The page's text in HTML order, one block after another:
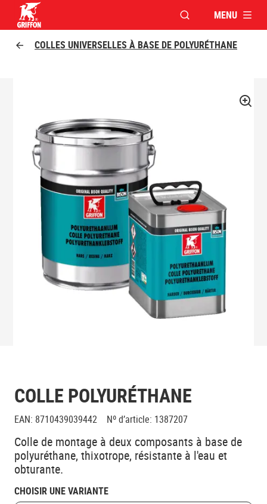
OUVRIR LAMENU
COLLES UNIVERSELLES À BASE DE POLYURÉTHANE
COLLE POLYURÉTHANE
EAN: 8710439039442 Nº d’article: 1387207
Colle de montage à deux composants à base de
polyuréthane, thixotrope, résistante à l'eau et
obturante.
CHOISIR UNE VARIANTE